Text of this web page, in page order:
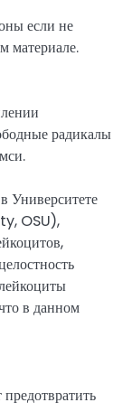
если не
материале.
радикалы
Университете
OSU),
в данном